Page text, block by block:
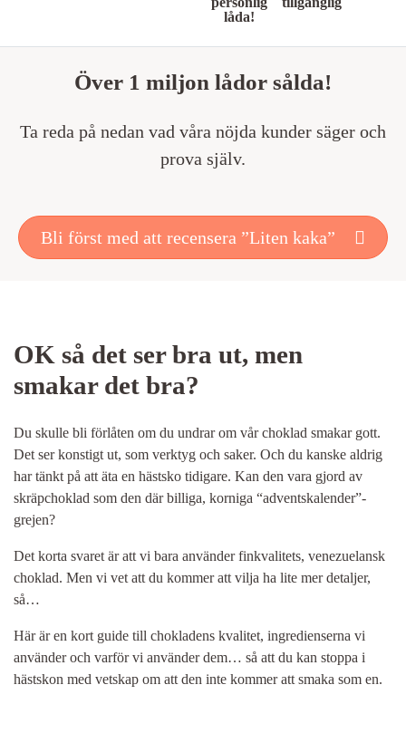
låda!
Över 1 miljon lådor sålda!
Ta reda på nedan vad våra nöjda kunder säger och
prova själv.
Bli först med att recensera ”Liten kaka”
OK så det ser bra ut, men
smakar det bra?
Du skulle bli förlåten om du undrar om vår choklad smakar gott.
Det ser konstigt ut, som verktyg och saker. Och du kanske aldrig
har tänkt på att äta en hästsko tidigare. Kan den vara gjord av
skräpchoklad som den där billiga, korniga “adventskalender”-
grejen?
Det korta svaret är att vi bara använder finkvalitets, venezuelansk
choklad. Men vi vet att du kommer att vilja ha lite mer detaljer,
så…
Här är en kort guide till chokladens kvalitet, ingredienserna vi
använder och varför vi använder dem… så att du kan stoppa i
hästskon med vetskap om att den inte kommer att smaka som en.